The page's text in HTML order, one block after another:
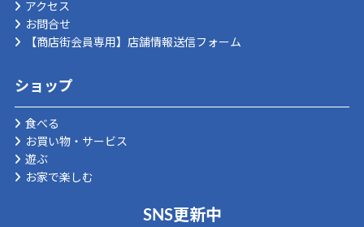
アクセス
お問合せ
【商店街会員専用】店舗情報送信フォーム
ショップ
食べる
お買い物・サービス
遊ぶ
お家で楽しむ
SNS更新中